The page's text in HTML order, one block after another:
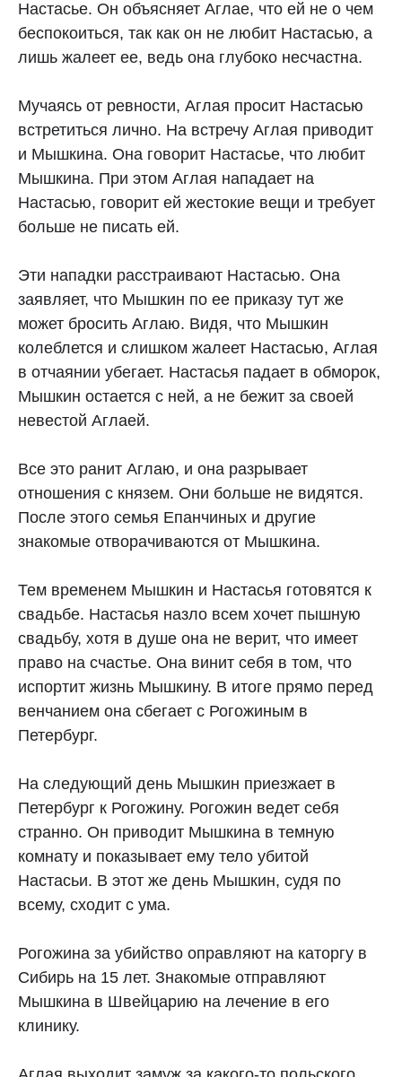
Настасье. Он объясняет Аглае, что ей не о чем
беспокоиться, так как он не любит Настасью, а
лишь жалеет ее, ведь она глубоко несчастна.
Мучаясь от ревности, Аглая просит Настасью
встретиться лично. На встречу Аглая приводит
и Мышкина. Она говорит Настасье, что любит
Мышкина. При этом Аглая нападает на
Настасью, говорит ей жестокие вещи и требует
больше не писать ей.
Эти нападки расстраивают Настасью. Она
заявляет, что Мышкин по ее приказу тут же
может бросить Аглаю. Видя, что Мышкин
колеблется и слишком жалеет Настасью, Аглая
в отчаянии убегает. Настасья падает в обморок,
Мышкин остается с ней, а не бежит за своей
невестой Аглаей.
Все это ранит Аглаю, и она разрывает
отношения с князем. Они больше не видятся.
После этого семья Епанчиных и другие
знакомые отворачиваются от Мышкина.
Тем временем Мышкин и Настасья готовятся к
свадьбе. Настасья назло всем хочет пышную
свадьбу, хотя в душе она не верит, что имеет
право на счастье. Она винит себя в том, что
испортит жизнь Мышкину. В итоге прямо перед
венчанием она сбегает с Рогожиным в
Петербург.
На следующий день Мышкин приезжает в
Петербург к Рогожину. Рогожин ведет себя
странно. Он приводит Мышкина в темную
комнату и показывает ему тело убитой
Настасьи. В этот же день Мышкин, судя по
всему, сходит с ума.
Рогожина за убийство оправляют на каторгу в
Сибирь на 15 лет. Знакомые отправляют
Мышкина в Швейцарию на лечение в его
клинику.